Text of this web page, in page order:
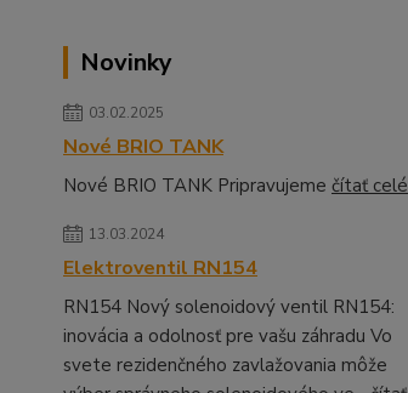
Novinky
03.02.2025
Nové BRIO TANK
Nové BRIO TANK Pripravujeme čítať celé
13.03.2024
Elektroventil RN154
RN154 Nový solenoidový ventil RN154:
inovácia a odolnosť pre vašu záhradu Vo
svete rezidenčného zavlažovania môže